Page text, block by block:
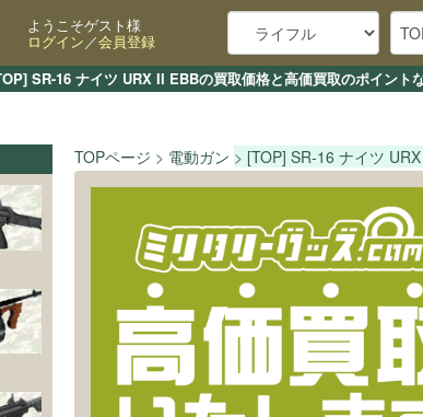
SR-16 ナイツ URX II EBBの買取価格と高価買取のポイン
ようこそゲスト様
ログイン／会員登録
TOPページ 電動ガン [TOP] SR-16 ナイツ